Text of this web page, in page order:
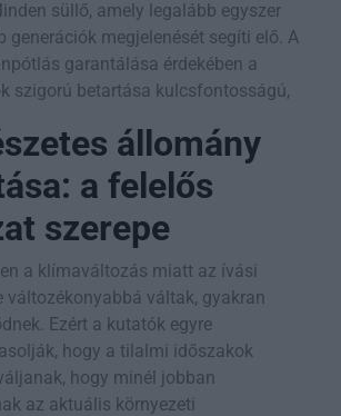
süllő, amely legalább egyszer
generációk megjelenését segíti elő. A
garantálása érdekében a
szigorú betartása kulcsfontosságú,
állomány
a felelős
szerepe
a klímaváltozás miatt az ívási
változékonyabbá váltak, gyakran
Ezért a kutatók egyre
hogy a tilalmi időszakok
hogy minél jobban
az aktuális környezeti